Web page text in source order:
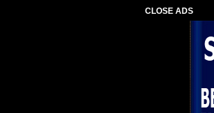
CLOSE ADS